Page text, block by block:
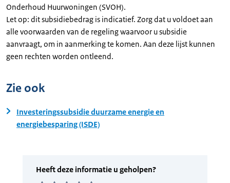
Onderhoud Huurwoningen (SVOH).
Let op: dit subsidiebedrag is indicatief. Zorg dat u voldoet aan
alle voorwaarden van de regeling waarvoor u subsidie
aanvraagt, om in aanmerking te komen. Aan deze lijst kunnen
geen rechten worden ontleend.
Zie ook
Investeringssubsidie duurzame energie en
energiebesparing (ISDE)